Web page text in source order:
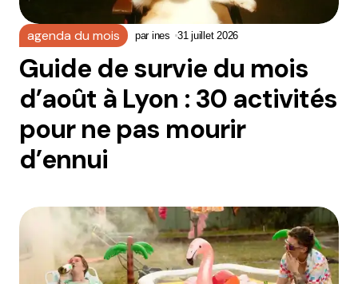
agenda du mois par ines 31 juillet 2026
Guide de survie du mois
d’août à Lyon : 30 activités
pour ne pas mourir
d’ennui